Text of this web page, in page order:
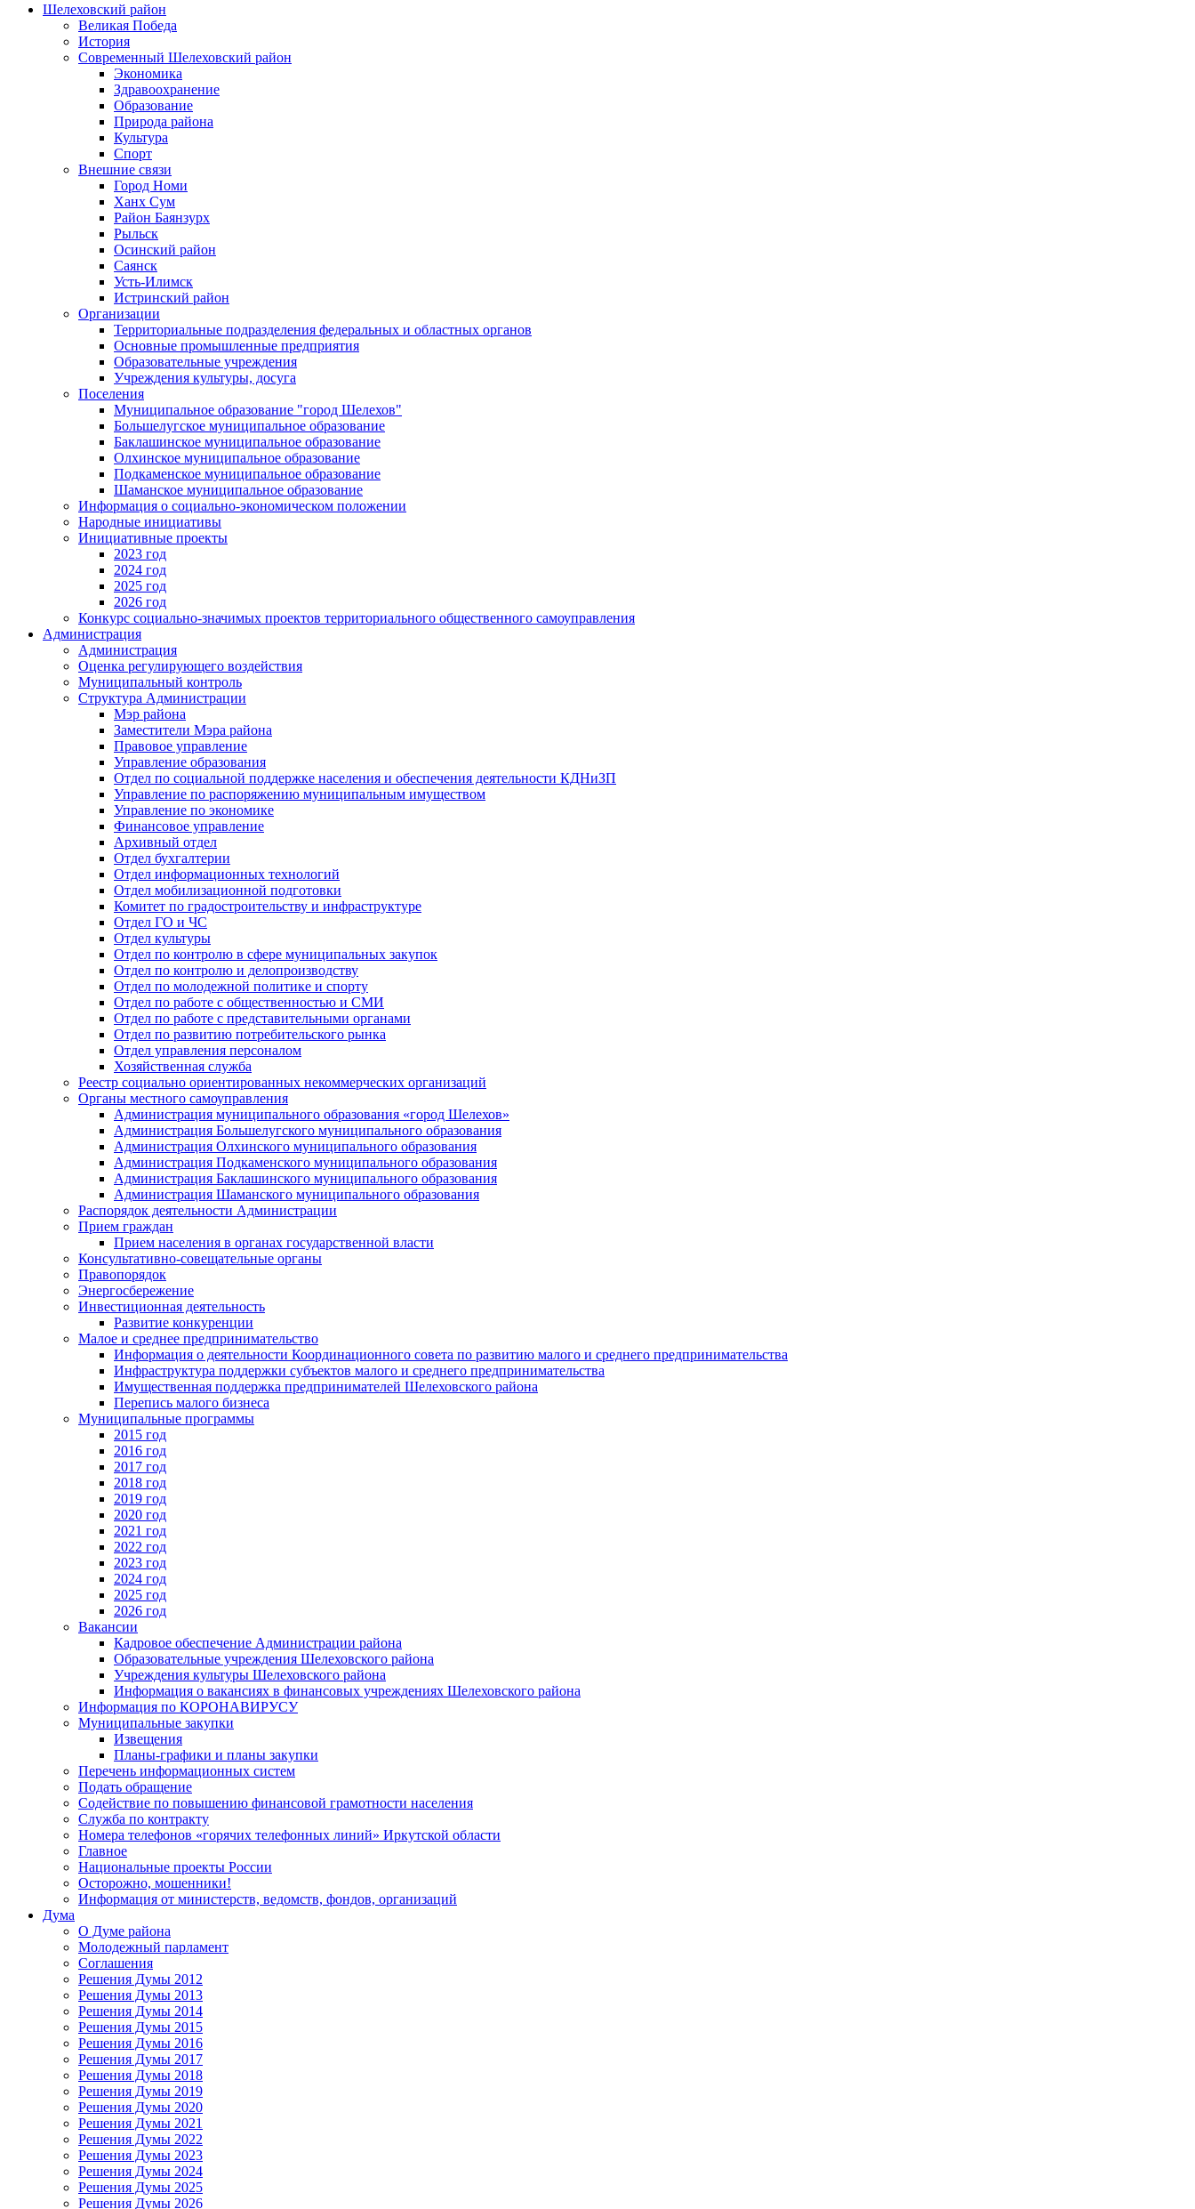
Шелеховский район
Великая Победа
История
Современный Шелеховский район
Экономика
Здравоохранение
Образование
Природа района
Культура
Спорт
Внешние связи
Город Номи
Ханх Сум
Район Баянзурх
Рыльск
Осинский район
Саянск
Усть-Илимск
Истринский район
Организации
Территориальные подразделения федеральных и областных органов
Основные промышленные предприятия
Образовательные учреждения
Учреждения культуры, досуга
Поселения
Муниципальное образование "город Шелехов"
Большелугское муниципальное образование
Баклашинское муниципальное образование
Олхинское муниципальное образование
Подкаменское муниципальное образование
Шаманское муниципальное образование
Информация о социально-экономическом положении
Народные инициативы
Инициативные проекты
2023 год
2024 год
2025 год
2026 год
Конкурс социально-значимых проектов территориального общественного самоуправления
Администрация
Администрация
Оценка регулирующего воздействия
Муниципальный контроль
Структура Администрации
Мэр района
Заместители Мэра района
Правовое управление
Управление образования
Отдел по социальной поддержке населения и обеспечения деятельности КДНиЗП
Управление по распоряжению муниципальным имуществом
Управление по экономике
Финансовое управление
Архивный отдел
Отдел бухгалтерии
Отдел информационных технологий
Отдел мобилизационной подготовки
Комитет по градостроительству и инфраструктуре
Отдел ГО и ЧС
Отдел культуры
Отдел по контролю в сфере муниципальных закупок
Отдел по контролю и делопроизводству
Отдел по молодежной политике и спорту
Отдел по работе с общественностью и СМИ
Отдел по работе с представительными органами
Отдел по развитию потребительского рынка
Отдел управления персоналом
Хозяйственная служба
Реестр социально ориентированных некоммерческих организаций
Органы местного самоуправления
Администрация муниципального образования «город Шелехов»
Администрация Большелугского муниципального образования
Администрация Олхинского муниципального образования
Администрация Подкаменского муниципального образования
Администрация Баклашинского муниципального образования
Администрация Шаманского муниципального образования
Распорядок деятельности Администрации
Прием граждан
Прием населения в органах государственной власти
Консультативно-совещательные органы
Правопорядок
Энергосбережение
Инвестиционная деятельность
Развитие конкуренции
Малое и среднее предпринимательство
Информация о деятельности Координационного совета по развитию малого и среднего предпринимательства
Инфраструктура поддержки субъектов малого и среднего предпринимательства
Имущественная поддержка предпринимателей Шелеховского района
Перепись малого бизнеса
Муниципальные программы
2015 год
2016 год
2017 год
2018 год
2019 год
2020 год
2021 год
2022 год
2023 год
2024 год
2025 год
2026 год
Вакансии
Кадровое обеспечение Администрации района
Образовательные учреждения Шелеховского района
Учреждения культуры Шелеховского района
Информация о вакансиях в финансовых учреждениях Шелеховского района
Информация по КОРОНАВИРУСУ
Муниципальные закупки
Извещения
Планы-графики и планы закупки
Перечень информационных систем
Подать обращение
Содействие по повышению финансовой грамотности населения
Служба по контракту
Номера телефонов «горячих телефонных линий» Иркутской области
Главное
Национальные проекты России
Осторожно, мошенники!
Информация от министерств, ведомств, фондов, организаций
Дума
О Думе района
Молодежный парламент
Соглашения
Решения Думы 2012
Решения Думы 2013
Решения Думы 2014
Решения Думы 2015
Решения Думы 2016
Решения Думы 2017
Решения Думы 2018
Решения Думы 2019
Решения Думы 2020
Решения Думы 2021
Решения Думы 2022
Решения Думы 2023
Решения Думы 2024
Решения Думы 2025
Решения Думы 2026